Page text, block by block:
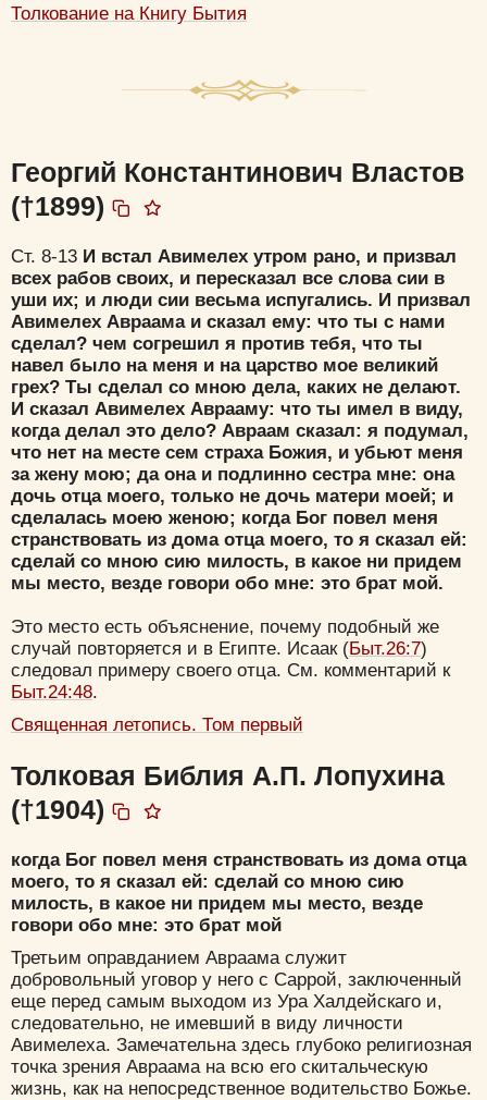
Толкование на Книгу Бытия
Георгий Константинович Властов
(†1899)
Ст. 8-13 И встал Авимелех утром рано, и призвал
всех рабов своих, и пересказал все слова сии в
уши их; и люди сии весьма испугались. И призвал
Авимелех Авраама и сказал ему: что ты с нами
сделал? чем согрешил я против тебя, что ты
навел было на меня и на царство мое великий
грех? Ты сделал со мною дела, каких не делают.
И сказал Авимелех Аврааму: что ты имел в виду,
когда делал это дело? Авраам сказал: я подумал,
что нет на месте сем страха Божия, и убьют меня
за жену мою; да она и подлинно сестра мне: она
дочь отца моего, только не дочь матери моей; и
сделалась моею женою; когда Бог повел меня
странствовать из дома отца моего, то я сказал ей:
сделай со мною сию милость, в какое ни придем
мы место, везде говори обо мне: это брат мой.
Это место есть объяснение, почему подобный же
случай повторяется и в Египте. Исаак (Быт.26:7)
следовал примеру своего отца. См. комментарий к
Быт.24:48.
Священная летопись. Том первый
Толковая Библия А.П. Лопухина
(†1904)
когда Бог повел меня странствовать из дома отца
моего, то я сказал ей: сделай со мною сию
милость, в какое ни придем мы место, везде
говори обо мне: это брат мой
Третьим оправданием Авраама служит
добровольный уговор у него с Саррой, заключенный
еще перед самым выходом из Ура Халдейскаго и,
следовательно, не имевший в виду личности
Авимелеха. Замечательна здесь глубоко религиозная
точка зрения Авраама на всю его скитальческую
жизнь, как на непосредственное водительство Божье.
Удалить Сохранить